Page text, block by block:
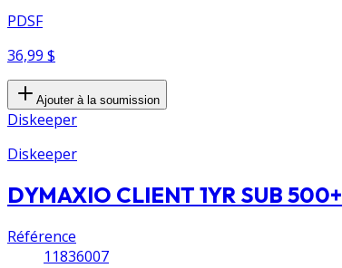
PDSF
36,99 $
Ajouter à la soumission
Diskeeper
Diskeeper
DYMAXIO CLIENT 1YR SUB 500+
Référence
11836007